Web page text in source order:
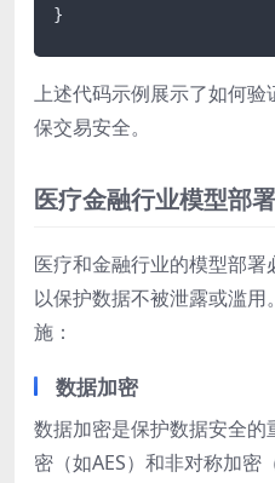
}
上述代码示例展示了如何
保交易安全。
医疗金融行业模型部
医疗和金融行业的模型部署
以保护数据不被泄露或滥
施：
数据加密
数据加密是保护数据安全
密（如AES）和非对称加密